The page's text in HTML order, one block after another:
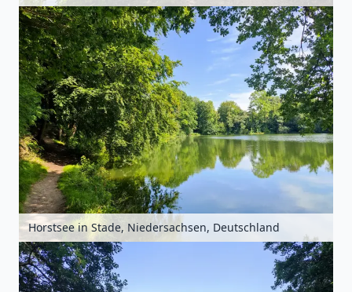
Horstsee in Stade, Niedersachsen, Deutschland